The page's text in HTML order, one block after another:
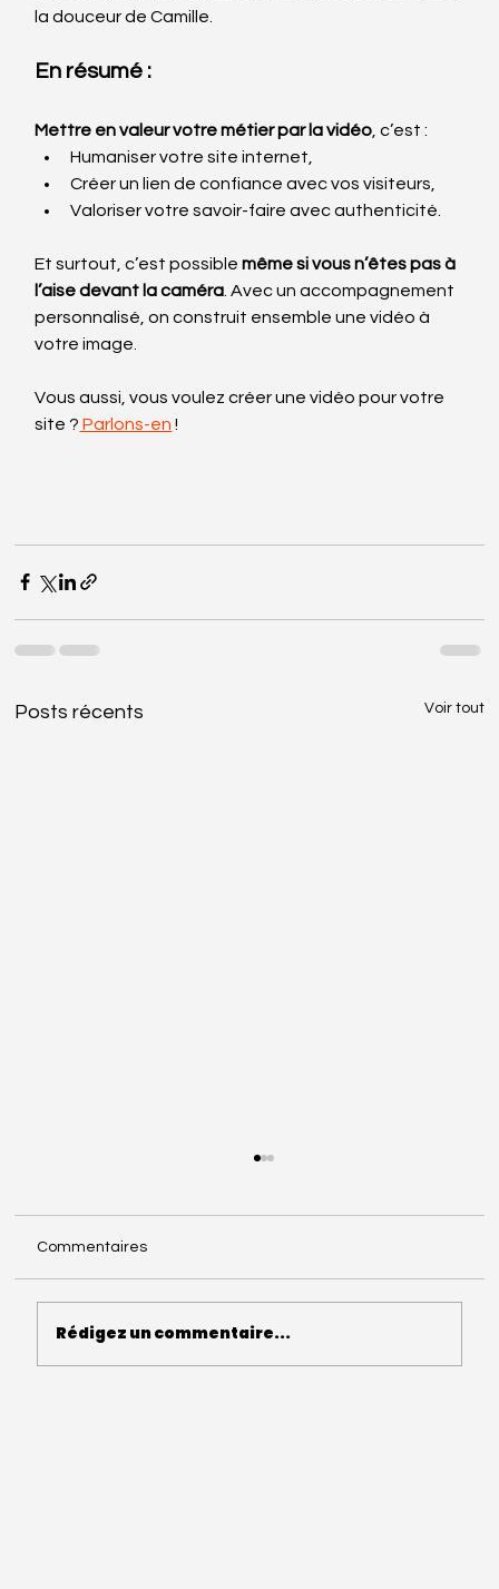
la douceur de Camille.
En résumé :
Mettre en valeur votre métier par la vidéo , c’est :
Humaniser votre site internet,
Créer un lien de confiance avec vos visiteurs,
Valoriser votre savoir-faire avec authenticité.
Et surtout, c’est possible même si vous n’êtes pas à
l’aise devant la caméra . Avec un accompagnement
personnalisé, on construit ensemble une vidéo à
votre image.
Vous aussi, vous voulez créer une vidéo pour votre
site ? Parlons-en !
Posts récents Voir tout
Commentaires
Rédigez un commentaire...